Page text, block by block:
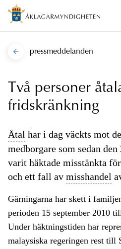
pressmeddelanden
Två personer
fridskränkning
Åtal har i dag väckts mot
medborgare som sedan
varit häktade misstänkta
och ett fall av misshandel
Gärningarna har skett i
perioden 15 september 2010
Under häktningstiden har
malaysiska regeringen rest till